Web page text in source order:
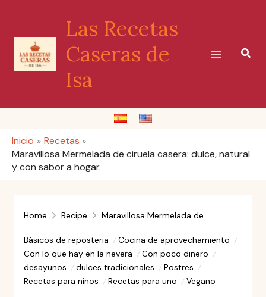
contenido
Las Recetas
Caseras de
Isa
Inicio
Recetas
Maravillosa Mermelada de ciruela casera: dulce, natural
y con sabor a hogar.
Home Recipe Maravillosa Mermelada de ciruela casera: dulce, natural y con sabor a hogar.
Básicos de reposteria
Cocina de aprovechamiento
Con lo que hay en la nevera
Con poco dinero
desayunos
dulces tradicionales
Postres
Recetas para niños
Recetas para uno Vegano